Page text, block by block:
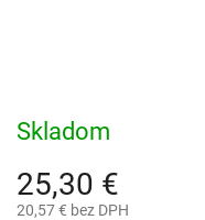
25,30 €
20,57 € bez DPH
Skladom